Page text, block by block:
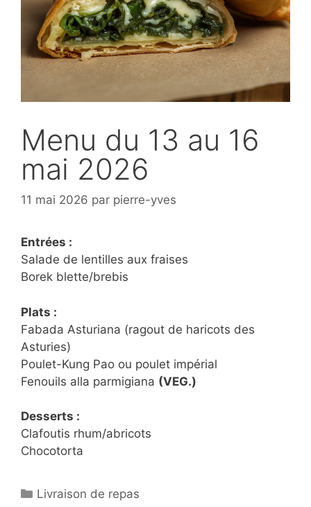
Menu du 13 au 16
mai 2026
11 mai 2026 par pierre-yves
Entrées :
Salade de lentilles aux fraises
Borek blette/brebis
Plats :
Fabada Asturiana (ragout de haricots des
Asturies)
Poulet-Kung Pao ou poulet impérial
Fenouils alla parmigiana (VEG.)
Desserts :
Clafoutis rhum/abricots
Chocotorta
Catégories
Livraison de repas